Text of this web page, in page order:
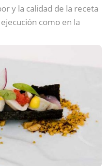
y la calidad de la receta
como en la